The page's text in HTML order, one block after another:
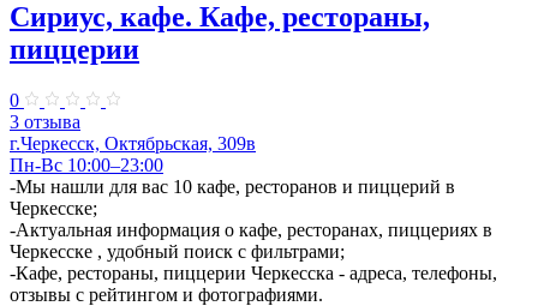
Сириус, кафе. Кафе, рестораны,
пиццерии
0
3 отзыва
г.Черкесск, Октябрьская, 309в
Пн-Вс 10:00–23:00
-Мы нашли для вас 10 кафе, ресторанов и пиццерий в
Черкесске;
-Актуальная информация о кафе, ресторанах, пиццериях в
Черкесске , удобный поиск с фильтрами;
-Кафе, рестораны, пиццерии Черкесска - адреса, телефоны,
отзывы с рейтингом и фотографиями.